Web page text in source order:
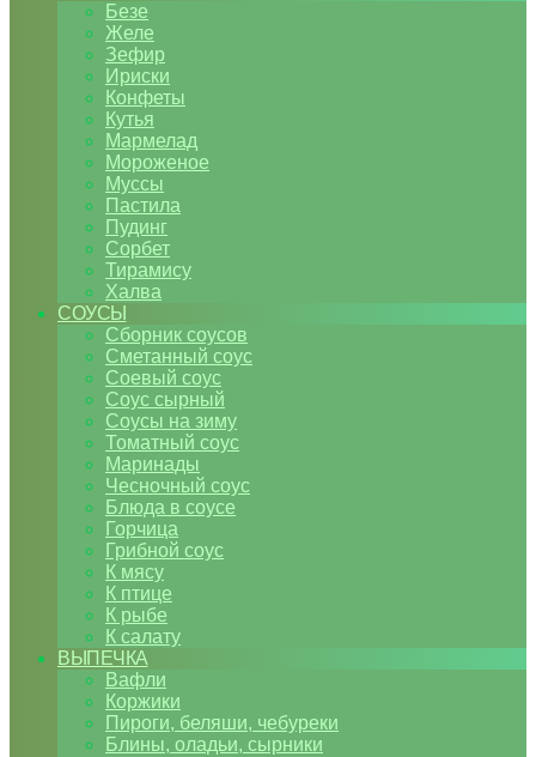
Безе
Желе
Зефир
Ириски
Конфеты
Кутья
Мармелад
Мороженое
Муссы
Пастила
Пудинг
Сорбет
Тирамису
Халва
СОУСЫ
Сборник соусов
Сметанный соус
Соевый соус
Соус сырный
Соусы на зиму
Томатный соус
Маринады
Чесночный соус
Блюда в соусе
Горчица
Грибной соус
К мясу
К птице
К рыбе
К салату
ВЫПЕЧКА
Вафли
Коржики
Пироги, беляши, чебуреки
Блины, оладьи, сырники